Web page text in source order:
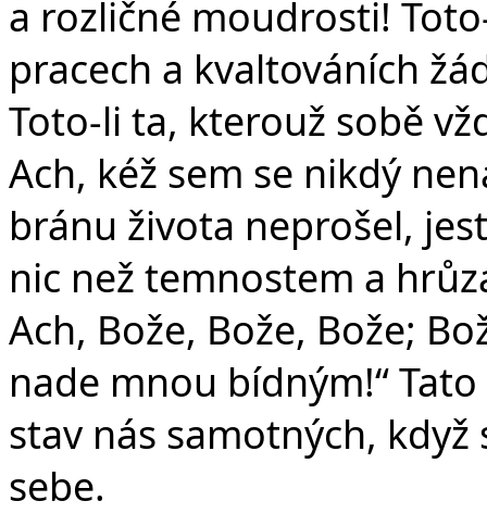
a rozličné moudrosti!
pracech a kvaltováních
Toto-li ta, kterouž sobě
Ach, kéž sem se nikdý
bránu života neprošel,
nic než temnostem a
Ach, Bože, Bože, Bože;
nade mnou bídným!“
stav nás samotných,
sebe.